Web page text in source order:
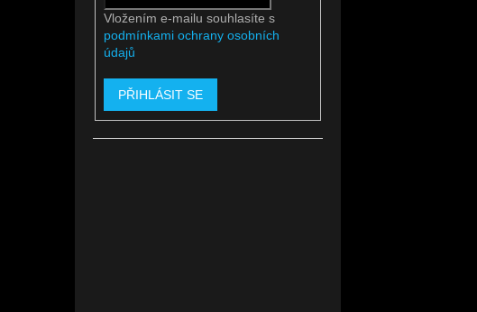
Vložením e-mailu souhlasíte s
podmínkami ochrany osobních
údajů
PŘIHLÁSIT SE